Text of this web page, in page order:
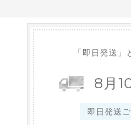
「即日発送
8 月
即日発送